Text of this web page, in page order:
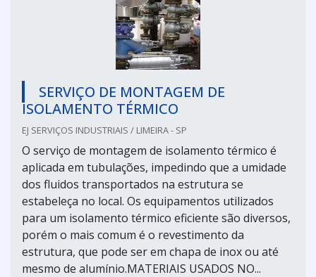
SERVIÇO DE MONTAGEM DE
ISOLAMENTO TÉRMICO
EJ SERVIÇOS INDUSTRIAIS / LIMEIRA - SP
O serviço de montagem de isolamento térmico é
aplicada em tubulações, impedindo que a umidade
dos fluidos transportados na estrutura se
estabeleça no local. Os equipamentos utilizados
para um isolamento térmico eficiente são diversos,
porém o mais comum é o revestimento da
estrutura, que pode ser em chapa de inox ou até
mesmo de alumínio.MATERIAIS USADOS NO...